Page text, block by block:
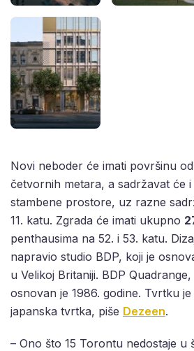
Novi neboder će imati površinu
četvornih metara, a sadržavat će
stambene prostore, uz razne
11. katu. Zgrada će imati ukupno
penthausima na 52. i 53. katu.
napravio studio BDP, koji je
u Velikoj Britaniji. BDP
osnovan je 1986. godine. Tvrtku
japanska tvrtka, piše Dezeen.
– Ono što 15 Torontu nedostaje u